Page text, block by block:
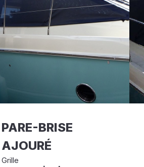
PARE-BRISE
AJOURÉ
Grille